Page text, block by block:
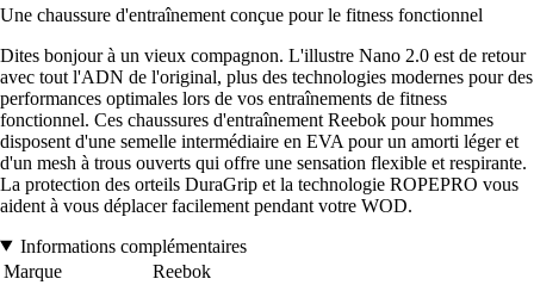
Une chaussure d'entraînement conçue pour le fitness fonctionnel
Dites bonjour à un vieux compagnon. L'illustre Nano 2.0 est de retour
avec tout l'ADN de l'original, plus des technologies modernes pour des
performances optimales lors de vos entraînements de fitness
fonctionnel. Ces chaussures d'entraînement Reebok pour hommes
disposent d'une semelle intermédiaire en EVA pour un amorti léger et
d'un mesh à trous ouverts qui offre une sensation flexible et respirante.
La protection des orteils DuraGrip et la technologie ROPEPRO vous
aident à vous déplacer facilement pendant votre WOD.
Informations complémentaires
Marque
Reebok